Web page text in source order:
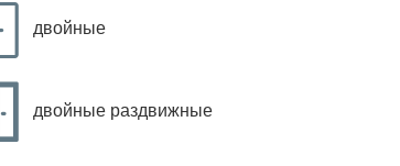
двойные
двойные раздвижные